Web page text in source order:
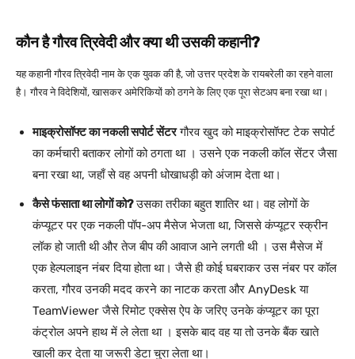
कौन है गौरव त्रिवेदी और क्या थी उसकी कहानी?
यह कहानी गौरव त्रिवेदी नाम के एक युवक की है, जो उत्तर प्रदेश के रायबरेली का रहने वाला
है। गौरव ने विदेशियों, खासकर अमेरिकियों को ठगने के लिए एक पूरा सेटअप बना रखा था।
माइक्रोसॉफ्ट का नकली सपोर्ट सेंटरगौरव खुद को माइक्रोसॉफ्ट टेक सपोर्ट
का कर्मचारी बताकर लोगों को ठगता था । उसने एक नकली कॉल सेंटर जैसा
बना रखा था, जहाँ से वह अपनी धोखाधड़ी को अंजाम देता था।
कैसे फंसाता था लोगों को?उसका तरीका बहुत शातिर था। वह लोगों के
कंप्यूटर पर एक नकली पॉप-अप मैसेज भेजता था, जिससे कंप्यूटर स्क्रीन
लॉक हो जाती थी और तेज बीप की आवाज आने लगती थी । उस मैसेज में
एक हेल्पलाइन नंबर दिया होता था। जैसे ही कोई घबराकर उस नंबर पर कॉल
करता, गौरव उनकी मदद करने का नाटक करता और AnyDesk या
TeamViewer जैसे रिमोट एक्सेस ऐप के जरिए उनके कंप्यूटर का पूरा
कंट्रोल अपने हाथ में ले लेता था । इसके बाद वह या तो उनके बैंक खाते
खाली कर देता या जरूरी डेटा चुरा लेता था।